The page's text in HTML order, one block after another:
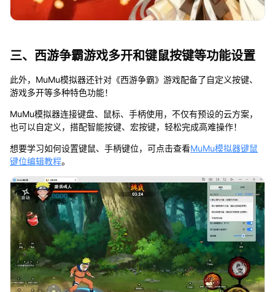
三、西游争霸游戏多开和键鼠按键等功能设置
此外，MuMu模拟器还针对《西游争霸》游戏配备了自定义按键、
游戏多开等多种特色功能！
MuMu模拟器连接键盘、鼠标、手柄使用，不仅有预设的云方案，
也可以自定义，搭配智能按键、宏按键，轻松完成高难操作！
想要学习如何设置键鼠、手柄键位，可点击查看MuMu模拟器键鼠
键位编辑教程。